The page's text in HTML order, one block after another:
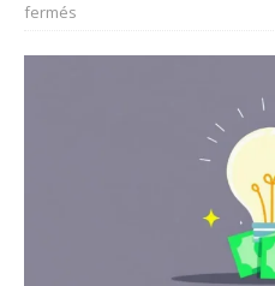
fermés